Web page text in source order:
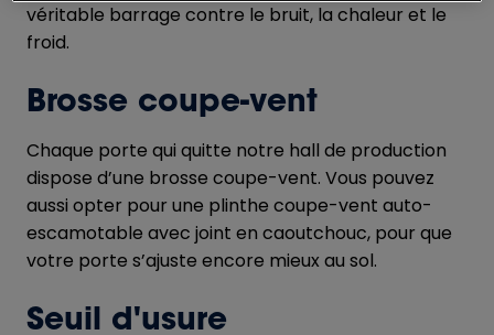
véritable barrage contre le bruit, la chaleur et le
froid.
Brosse coupe-vent
Chaque porte qui quitte notre hall de production
dispose d’une brosse coupe-vent. Vous pouvez
aussi opter pour une plinthe coupe-vent auto-
escamotable avec joint en caoutchouc, pour que
votre porte s’ajuste encore mieux au sol.
Seuil d'usure